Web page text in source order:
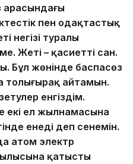
арасындағы
пен одақтастық
негізі туралы
Жеті – қасиетті сан.
Бұл жөнінде баспасөз
толығырақ айтамын.
енгіздім.
екі ел жылнамасына
енеді деп сенемін.
атом электр
қатысты